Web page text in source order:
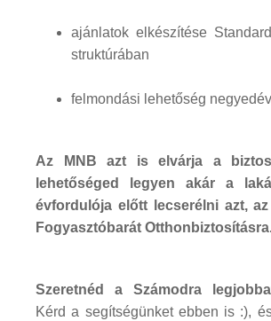
ajánlatok elkészítése
struktúrában
felmondási lehetőség
Az MNB azt is elvárja a
lehetőséged legyen akár a
évfordulója előtt lecserélni azt,
Fogyasztóbarát
Szeretnéd a Számodra
Kérd a segítségünket ebben is :),